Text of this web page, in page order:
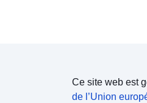
Ce site web est
de l’Union